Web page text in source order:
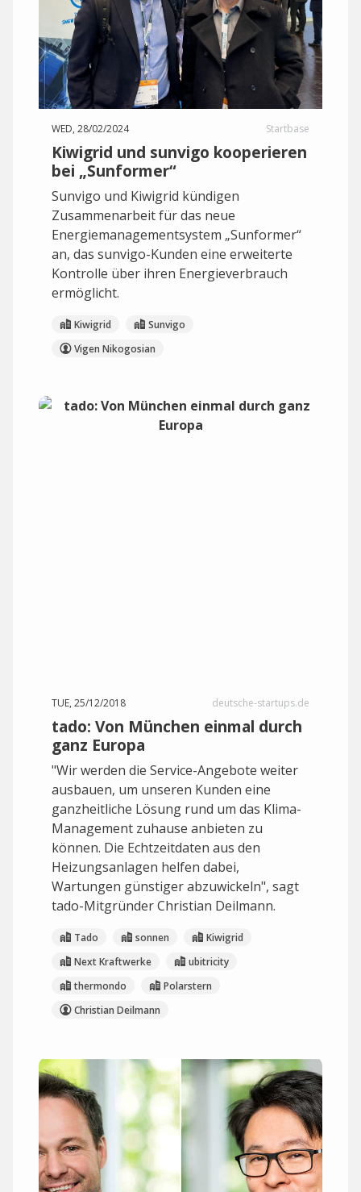
WED, 28/02/2024 Startbase
Kiwigrid und sunvigo kooperieren
bei „Sunformer“
Sunvigo und Kiwigrid kündigen
Zusammenarbeit für das neue
Energiemanagementsystem „Sunformer“
an, das sunvigo-Kunden eine erweiterte
Kontrolle über ihren Energieverbrauch
ermöglicht.
Kiwigrid
Sunvigo
Vigen Nikogosian
TUE, 25/12/2018 deutsche-startups.de
tado: Von München einmal durch
ganz Europa
"Wir werden die Service-Angebote weiter
ausbauen, um unseren Kunden eine
ganzheitliche Lösung rund um das Klima-
Management zuhause anbieten zu
können. Die Echtzeitdaten aus den
Heizungsanlagen helfen dabei,
Wartungen günstiger abzuwickeln", sagt
tado-Mitgründer Christian Deilmann.
Tado sonnen
Kiwigrid
Next Kraftwerke
ubitricity
thermondo
Polarstern
Christian Deilmann